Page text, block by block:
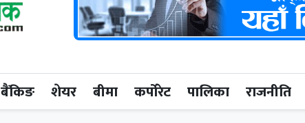
बैंकिङ शेयर बीमा कर्पोरेट पालिका राजनीति